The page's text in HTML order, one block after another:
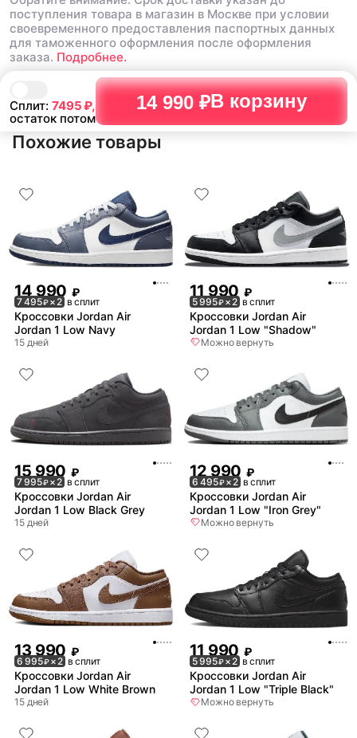
Сплит: 7495₽,
остаток потом
14 990 ₽В корзину
поступления товара в магазин в Москве при условии
своевременного предоставления паспортных данных
для таможенного оформления после оформления
заказа. Подробнее.
Похожие товары
14 990 ₽
7 495₽× 2 в сплит
Кроссовки Jordan Air
Jordan 1 Low Navy
15 дней
11 990 ₽
5 995₽× 2 в сплит
Кроссовки Jordan Air
Jordan 1 Low "Shadow"
Можно вернуть
15 990 ₽
7 995₽× 2 в сплит
Кроссовки Jordan Air
Jordan 1 Low Black Grey
15 дней
12 990 ₽
6 495₽× 2 в сплит
Кроссовки Jordan Air
Jordan 1 Low "Iron Grey"
Можно вернуть
13 990 ₽
6 995₽× 2 в сплит
Кроссовки Jordan Air
Jordan 1 Low White Brown
15 дней
11 990 ₽
5 995₽× 2 в сплит
Кроссовки Jordan Air
Jordan 1 Low "Triple Black"
Можно вернуть